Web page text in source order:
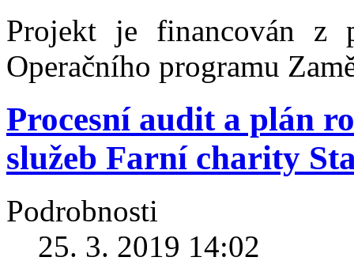
Projekt je financován z
Operačního programu
Procesní audit a plán
služeb Farní charity
Podrobnosti
25. 3. 2019 14:02